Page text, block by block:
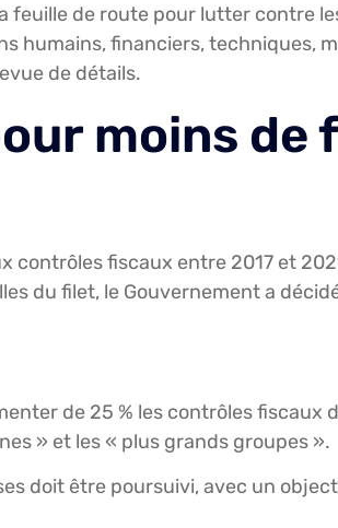
feuille de route pour lutter contre
humains, financiers, techniques,
de détails.
moins de
contrôles fiscaux entre 2017 et
du filet, le Gouvernement a
de 25 % les contrôles fiscaux
» et les « plus grands groupes ».
doit être poursuivi, avec un